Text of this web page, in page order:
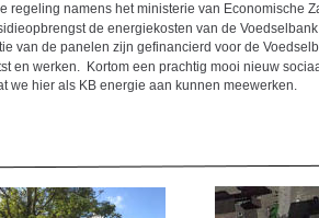
regeling namens het ministerie van Economische
de energiekosten van de
van de panelen zijn gefinancierd voor de
en werken.  Kortom een prachtig mooi nieuw
we hier als KB energie aan kunnen meewerken.